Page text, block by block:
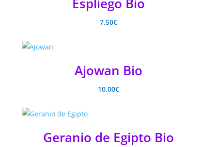
Espliego Bio
7,50€
Ajowan Bio
10,00€
Geranio de Egipto Bio